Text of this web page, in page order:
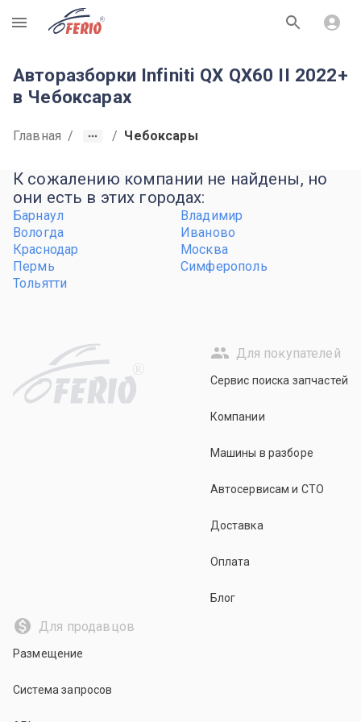
R
Авторазборки Infiniti QX QX60 II 2022+
в Чебоксарах
Главная / / Чебоксары
К сожалению компании не найдены, но
они есть в этих городах:
Барнаул
Владимир
Вологда
Иваново
Краснодар
Москва
Пермь
Симферополь
Тольятти
R
Для покупателей
Сервис поиска запчастей
Компании
Машины в разборе
Автосервисам и СТО
Доставка
Оплата
Блог
Для продавцов
Размещение
Система запросов